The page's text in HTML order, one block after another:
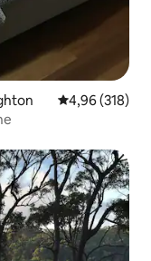
4,96 de
4,96 (318)